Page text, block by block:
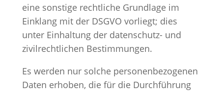
eine sonstige rechtliche Grundlage im
Einklang mit der DSGVO vorliegt; dies
unter Einhaltung der datenschutz- und
zivilrechtlichen Bestimmungen.
Es werden nur solche personenbezogenen
Daten erhoben, die für die Durchführung